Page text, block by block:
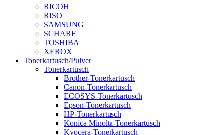
RICOH
RISO
SAMSUNG
SCHARF
TOSHIBA
XEROX
Tonerkartusch/Pulver
Tonerkartusch
Brother-Tonerkartusch
Canon-Tonerkartusch
ECOSYS-Tonerkartusch
Epson-Tonerkartusch
HP-Tonerkartusch
Konica Minolta-Tonerkartusch
Kyocera-Tonerkartusch